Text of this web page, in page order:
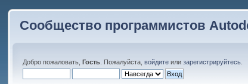
Сообщество программистов
Добро пожаловать,Гость . Пожалуйста,войдите илизарегистрируйтесь